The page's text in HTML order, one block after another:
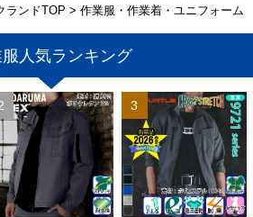
ランドTOP > 作業服・作業着・ユニフォーム
人気ランキング